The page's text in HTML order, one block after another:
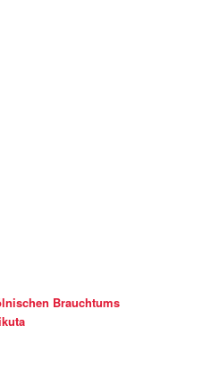
Brauchtums